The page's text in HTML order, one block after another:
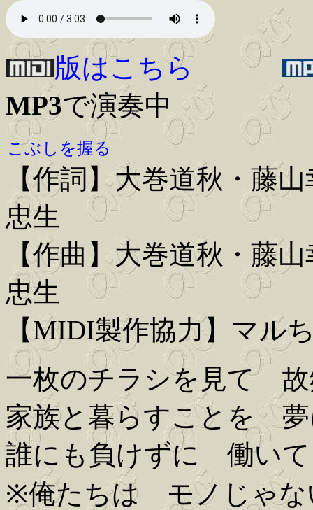
版はこちら
MP3で演奏中
こぶしを握る
【作詞】大巻道秋・藤
忠生
【作曲】大巻道秋・藤
忠生
【MIDI製作協力】マル
一枚のチラシを見て 故
家族と暮らすことを
誰にも負けずに 働い
※俺たちは モノじゃな